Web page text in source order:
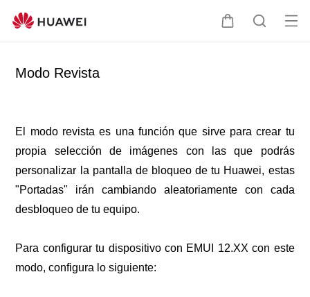
Modo Revista
El modo revista es una función que sirve para crear tu
propia selección de imágenes con las que podrás
personalizar la pantalla de bloqueo de tu Huawei, estas
"Portadas" irán cambiando aleatoriamente con cada
desbloqueo de tu equipo.
Para configurar tu dispositivo con EMUI 12.XX con este
modo, configura lo siguiente: